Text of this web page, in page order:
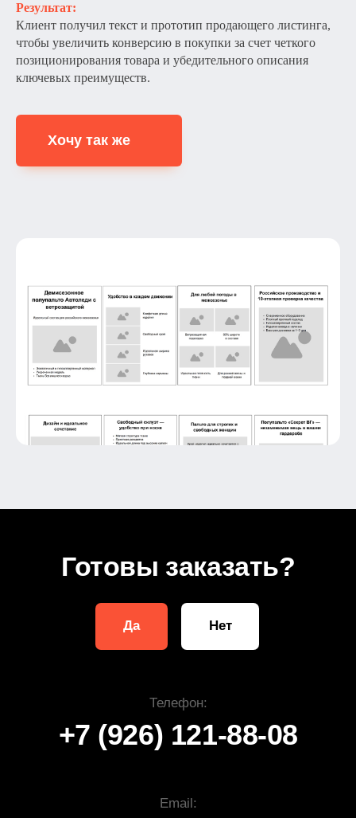
Результат:
Клиент получил текст и прототип продающего листинга,
чтобы увеличить конверсию в покупки за счет четкого
позиционирования товара и убедительного описания
ключевых преимуществ.
Хочу так же
Информация на сайте не является публичной офертой
inbox@smextenej.ru
+7 (926) 121-88-08